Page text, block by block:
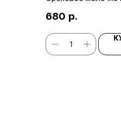
Состав: пекан,
680 р.